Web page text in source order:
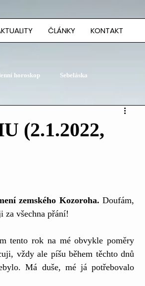
ČLÁNKY KONTAKT
horoskop Sebeláska
(2.1.2022,
zemského Kozoroha. Doufám,
za všechna přání!
tento rok na mé obvykle poměry
vždy ale píšu během těchto dnů
Má duše, mé já potřebovalo